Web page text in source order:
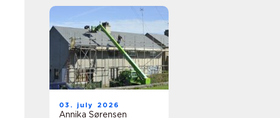
03. july 2026
Annika Sørensen